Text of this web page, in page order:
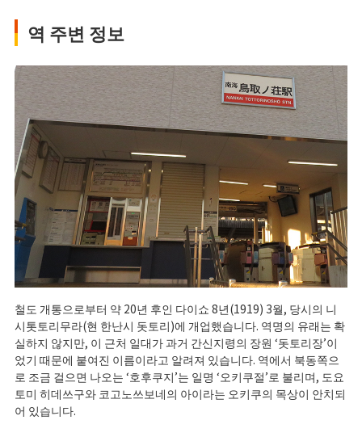
역 주변 정보
철도 개통으로부터 약 20년 후인 다이쇼 8년(1919) 3월, 당시의 니
시톳토리무라(현 한난시 돗토리)에 개업했습니다. 역명의 유래는 확
실하지 않지만, 이 근처 일대가 과거 간신지령의 장원 ‘돗토리장’이
었기 때문에 붙여진 이름이라고 알려져 있습니다. 역에서 북동쪽으
로 조금 걸으면 나오는 ‘호후쿠지’는 일명 ‘오키쿠절’로 불리며, 도요
토미 히데쓰구와 코고노쓰보네의 아이라는 오키쿠의 목상이 안치되
어 있습니다.